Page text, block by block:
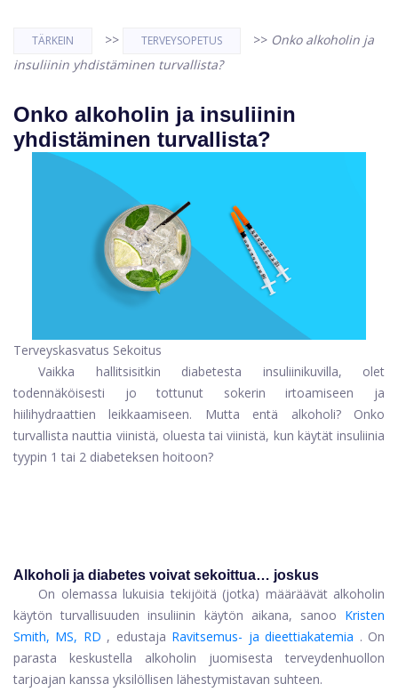
TÄRKEIN >> TERVEYSOPETUS >> Onko alkoholin ja
insuliinin yhdistäminen turvallista?
Onko alkoholin ja insuliinin
yhdistäminen turvallista?
Terveyskasvatus Sekoitus
Vaikka hallitsisitkin diabetesta insuliinikuvilla, olet
todennäköisesti jo tottunut sokerin irtoamiseen ja
hiilihydraattien leikkaamiseen. Mutta entä alkoholi? Onko
turvallista nauttia viinistä, oluesta tai viinistä, kun käytät insuliinia
tyypin 1 tai 2 diabeteksen hoitoon?
Alkoholi ja diabetes voivat sekoittua… joskus
On olemassa lukuisia tekijöitä (jotka) määräävät alkoholin
käytön turvallisuuden insuliinin käytön aikana, sanoo Kristen
Smith, MS, RD , edustaja Ravitsemus- ja dieettiakatemia . On
parasta keskustella alkoholin juomisesta terveydenhuollon
tarjoajan kanssa yksilöllisen lähestymistavan suhteen.